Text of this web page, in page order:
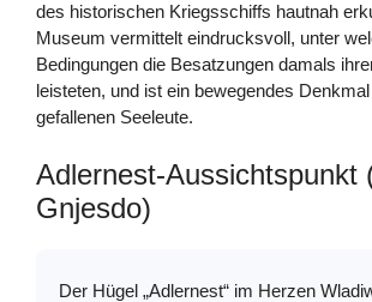
des historischen Kriegsschiffs hautnah
Museum vermittelt eindrucksvoll, unter
Bedingungen die Besatzungen damals
leisteten, und ist ein bewegendes
gefallenen Seeleute.
Adlernest-Aussichtspunkt
Gnjesdo)
Der Hügel „Adlernest“ im Herzen